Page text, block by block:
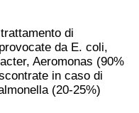
di
da E. coli,
Aeromonas (90%
in caso di
(20-25%)